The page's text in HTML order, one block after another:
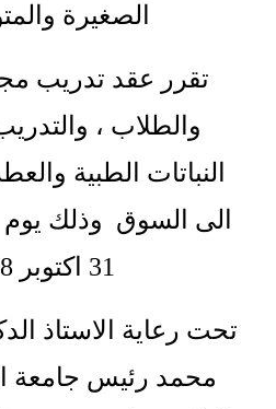
الصغيرة
تقرر عقد تدريب
والطلاب ،
النباتات الطبية
الى السوق وذلك يوم
31 اكتوبر 2018 .
تحت رعاية الاستاذ
محمد رئيس جامعة